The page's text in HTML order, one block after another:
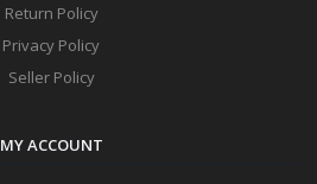
Return Policy
Privacy Policy
Seller Policy
MY ACCOUNT